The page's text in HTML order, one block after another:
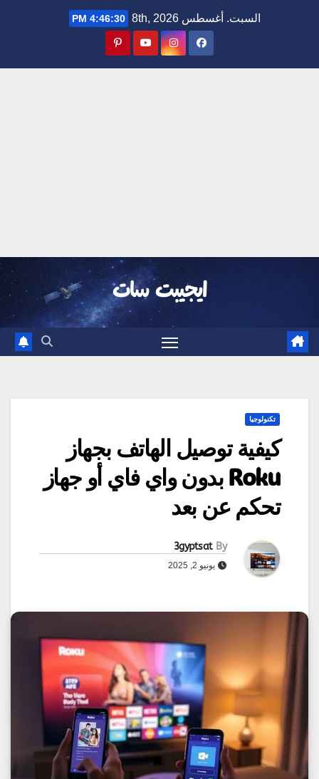
السبت. أغسطس 8th, 2026 4:46:31 PM
ايجيبت سات
تكنولوجيا
كيفية توصيل الهاتف بجهاز
Roku بدون واي فاي أو جهاز
تحكم عن بعد
By
3gyptsat
يونيو 2, 2025